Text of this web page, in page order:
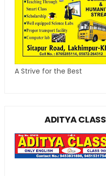
A Strive for the Best
ADITYA